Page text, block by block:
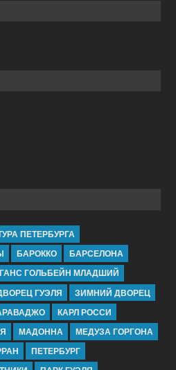
ПЕТЕРБУРГА
БАРОККО
БАРСЕЛОНА
ГАНС ГОЛЬБЕЙН МЛАДШИЙ
ГУЭЛЯ
ЗИМНИЙ ДВОРЕЦ
КАРЛ РОССИ
МАДОННА
МЕДУЗА ГОРГОНА
ПЕТЕРБУРГ